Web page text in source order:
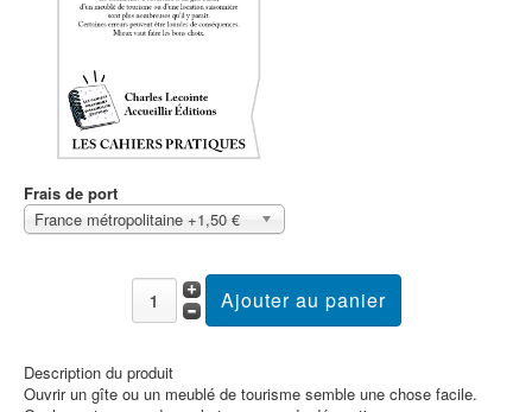
Frais de port
France métropolitaine +1,50 €
Description du produit
Ouvrir un gîte ou un meublé de tourisme semble une chose facile.